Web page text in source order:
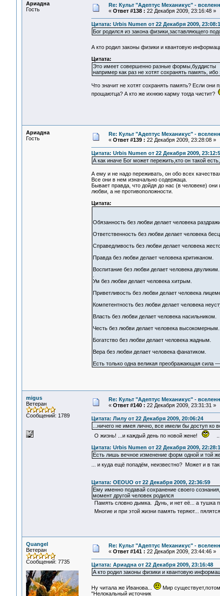
Ариадна
Гость
Re: Культ "Адептус Механикус" -
« Ответ #138 : 22 Декабря 2009, 23:16:48 »
Цитата: Urbis Numen от 22 Декабря 2009,
Бог родился из закона физики,заставляющего
А кто родил законы физики и квантовую
Цитата:
Это имеет совершенно разные формы,буддисты
например как раз не хотят сохранять память,
Что значит не хотят сохранять память? Если
прощаютца? А кто же ихнюю карму тогда чистит?
Ариадна
Гость
Re: Культ "Адептус Механикус" -
« Ответ #139 : 22 Декабря 2009, 23:28:08 »
Цитата: Urbis Numen от 22 Декабря 2009,
А как иначе Бог может пережить,кто он такой
А ему и не надо переживать, он обо всех
Все они в нем изначально содержаца.
Бывает правда, что дойдя до нас (в человеке)
любви, а не противоположности.
Цитата:
Обязанность без любви делает человека
Ответственность без любви делает человека
Справедливость без любви делает человека
Правда без любви делает человека критиканом.
Воспитание без любви делает человека двуликим.
Ум без любви делает человека хитрым.
Приветливость без любви делает человека
Компетентность без любви делает человека
Власть без любви делает человека насильником.
Честь без любви делает человека высокомерным.
Богатство без любви делает человека жадным.
Вера без любви делает человека фанатиком.
Есть только одна великая преображающая
migus
Ветеран
Сообщений: 1789
Re: Культ "Адептус Механикус" -
« Ответ #140 : 22 Декабря 2009, 23:31:31 »
Цитата: Лилу от 22 Декабря 2009, 20:06:24
...ничего не имея лично, все имели бы доступ ко
О жизнь! ...и каждый день по новой жене!
Цитата: Urbis Numen от 22 Декабря 2009,
Есть лишь вечное изменение форм одной и той
... и куда ещё попадём, неизвестно? Может и в
Цитата: OEOUO от 22 Декабря 2009, 22:36:59
Ему именно подавай сохранение своего
момент другой человек родился
Память словно дымка. Дунь, и нет её... а тушка
Многие и при этой жизни память теряют...
Quangel
Ветеран
Сообщений: 7735
Re: Культ "Адептус Механикус" -
« Ответ #141 : 22 Декабря 2009, 23:44:46 »
Цитата: Ариадна от 22 Декабря 2009, 23:16:48
А кто родил законы физики и квантовую
Ну читала же Иванова...
Мир
"Нелокальный источник